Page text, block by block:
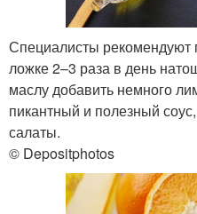
Специалисты рекомендуют
ложке 2–3 раза в день
маслу добавить немного
пикантный и полезный
салаты.
© Depositphotos